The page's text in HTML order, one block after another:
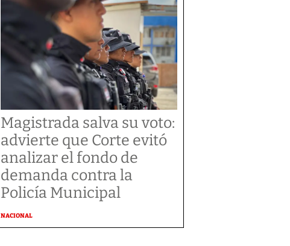
Magistrada salva su voto:
advierte que Corte evitó
analizar el fondo de
demanda contra la
Policía Municipal
NACIONAL